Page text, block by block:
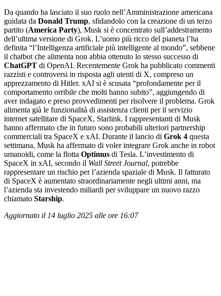
Da quando ha lasciato il suo ruolo nell’Amministrazione americana
guidata da Donald Trump, sfidandolo con la creazione di un terzo
partito (America Party), Musk si è concentrato sull’addestramento
dell’ultima versione di Grok. L’uomo più ricco del pianeta l’ha
definita “l’Intelligenza artificiale più intelligente al mondo”, sebbene
il chatbot che alimenta non abbia ottenuto lo stesso successo di
ChatGPT di OpenAI. Recentemente Grok ha pubblicato commenti
razzisti e controversi in risposta agli utenti di X, compreso un
apprezzamento di Hitler. xAI si è scusata “profondamente per il
comportamento orribile che molti hanno subito”, aggiungendo di
aver indagato e preso provvedimenti per risolvere il problema. Grok
alimenta già le funzionalità di assistenza clienti per il servizio
internet satellitare di SpaceX, Starlink. I rappresentanti di Musk
hanno affermato che in futuro sono probabili ulteriori partnership
commerciali tra SpaceX e xAI. Durante il lancio di Grok 4 questa
settimana, Musk ha affermato di voler integrare Grok anche in robot
umanoidi, come la flotta Optimus di Tesla. L’investimento di
SpaceX in xAI, secondo il Wall Street Journal, potrebbe
rappresentare un rischio per l’azienda spaziale di Musk. Il fatturato
di SpaceX è aumentato straordinariamente negli ultimi anni, ma
l’azienda sta investendo miliardi per sviluppare un nuovo razzo
chiamato Starship.
Aggiornato il 14 luglio 2025 alle ore 16:07